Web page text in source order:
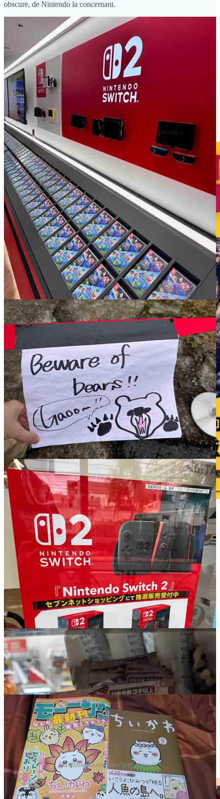
obscure, de Nintendo la concernant.
Beware of bears ?!
Oui, les ours apparaissent partout au Japon ! Même dans les galeries
de photos ! Ne manquez pas l’intro du podcast pour comprendre la
raison d’être de la nouvelle obsession de Marc pour les “
kuma
Goodies ? Vous avez dit goodies ?
On termine cette newsletter
en mode “pigeons” avec des photos
d’une tonne de
goodiesrécents, dont ceux de la franchise
Chiikawa
, sur laquelle Nicolas revient pour nous parler en détails
de ce qui est clairement l’un des plus gros phénomènes commercial
du Japon de ces dernières années.
Du Chiikawa comme s'il en pleuvait !